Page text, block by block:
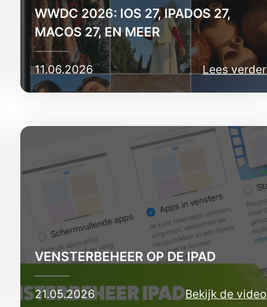
WWDC 2026: IOS 27, IPADOS 27,
MACOS 27, EN MEER
11.06.2026 Lees verder
VENSTERBEHEER OP DE IPAD
21.05.2026 Bekijk de video